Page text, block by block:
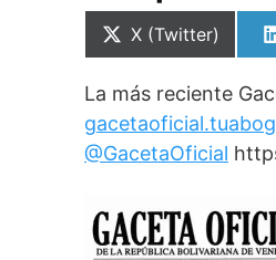
Compartir
X (Twitter)
La más reciente
@GacetaOficial